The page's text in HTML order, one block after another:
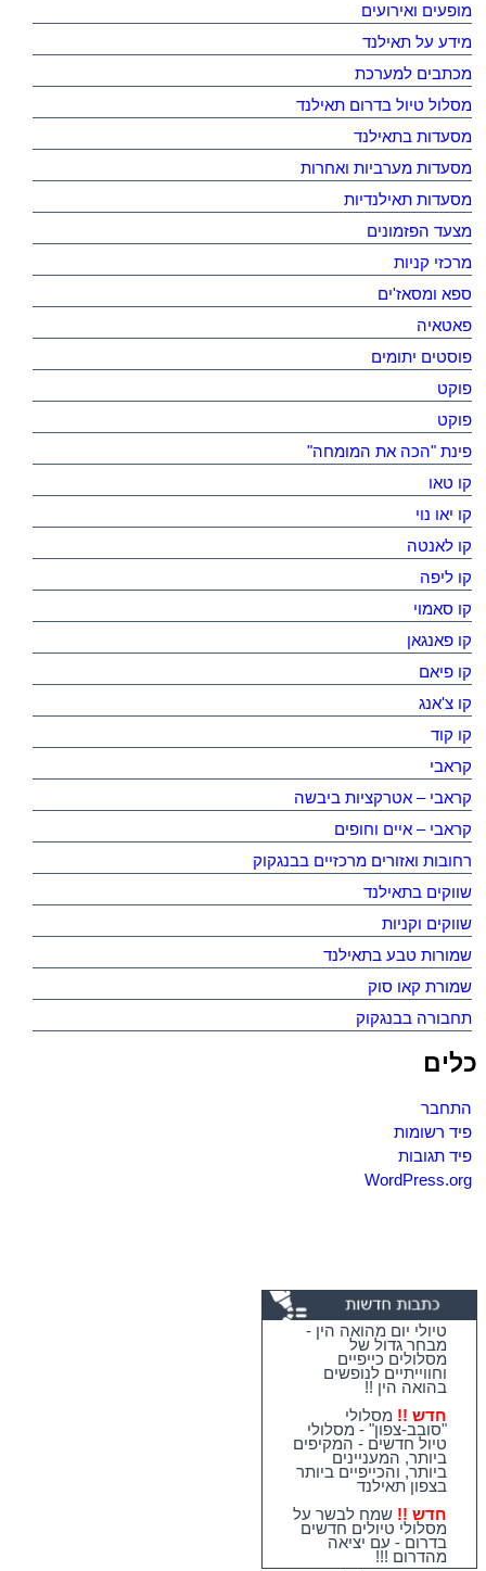
מופעים ואירועים
מידע על תאילנד
מכתבים למערכת
מסלול טיול בדרום תאילנד
מסעדות בתאילנד
מסעדות מערביות ואחרות
מסעדות תאילנדיות
מצעד הפזמונים
מרכזי קניות
ספא ומסאז'ים
פאטאיה
פוסטים יתומים
פוקט
פוקט
פינת "הכה את המומחה"
קו טאו
קו יאו נוי
קו לאנטה
קו ליפה
קו סאמוי
קו פאנגאן
קו פיאם
קו צ'אנג
קו קוד
קראבי
קראבי – אטרקציות ביבשה
קראבי – איים וחופים
רחובות ואזורים מרכזיים בבנגקוק
שווקים בתאילנד
שווקים וקניות
שמורות טבע בתאילנד
שמורת קאו סוק
תחבורה בבנגקוק
כלים
התחבר
פיד רשומות
פיד תגובות
WordPress.org
טיולי יום מהואה הין -
מבחר גדול של
מסלולים כייפיים
וחווייתיים לנופשים
בהואה הין !!
חדש !!מסלולי
"סובב-צפון" - מסלולי
טיול חדשים - המקיפים
ביותר, המעניינים
ביותר, והכייפיים ביותר
בצפון תאילנד
חדש !!שמח לבשר על
מסלולי טיולים חדשים
בדרום - עם יציאה
מהדרום !!!
כתבות על קו סאמוי
עלו לאתר